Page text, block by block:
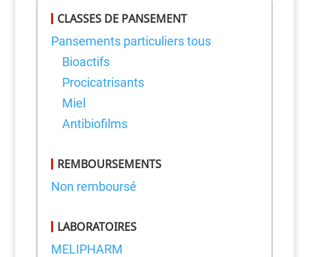
CLASSES DE PANSEMENT
Pansements particuliers tous
Bioactifs
Procicatrisants
Miel
Antibiofilms
REMBOURSEMENTS
Non remboursé
LABORATOIRES
MELIPHARM